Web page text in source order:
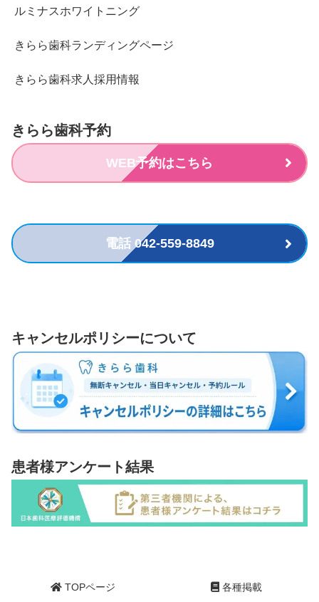
ルミナスホワイトニング
きらら歯科ランディングページ
きらら歯科求人採用情報
きらら歯科予約
WEB予約はこちら
電話 042-559-8849
キャンセルポリシーについて
患者様アンケート結果
TOPページ
各種掲載